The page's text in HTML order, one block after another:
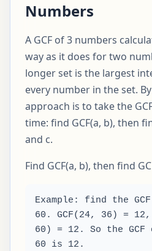
Numbers
A GCF of 3 numbers
way as it does for two
longer set is the largest
every number in the set.
approach is to take the
time: find GCF(a, b), then
and c.
Find GCF(a, b), then find
Example: find the
60. GCF(24, 36) = 12,
60) = 12. So the
60 is 12.